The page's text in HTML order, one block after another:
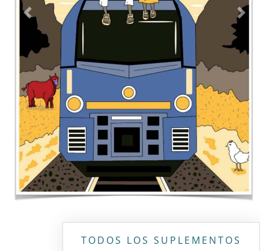
Previous Next
TODOS LOS SUPLEMENTOS